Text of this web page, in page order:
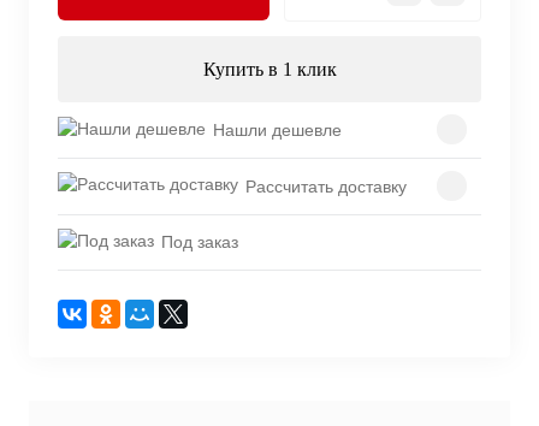
Купить в 1 клик
Нашли дешевле
Рассчитать доставку
Под заказ